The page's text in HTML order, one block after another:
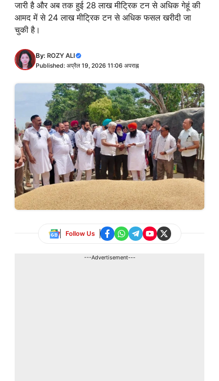
जारी है और अब तक हुई 28 लाख मीट्रिक टन से अधिक गेहूं की
आमद में से 24 लाख मीट्रिक टन से अधिक फसल खरीदी जा
चुकी है।
By: ROZY ALI
Published: अप्रैल 19, 2026 11:06 अपराह्न
Follow Us
---Advertisement---